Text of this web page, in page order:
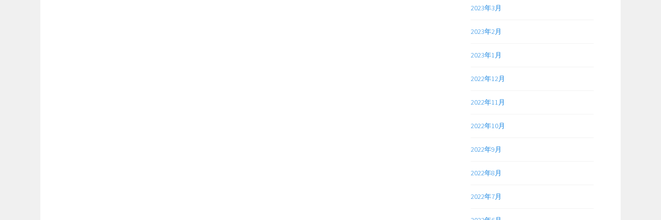
2023年3月
2023年2月
2023年1月
2022年12月
2022年11月
2022年10月
2022年9月
2022年8月
2022年7月